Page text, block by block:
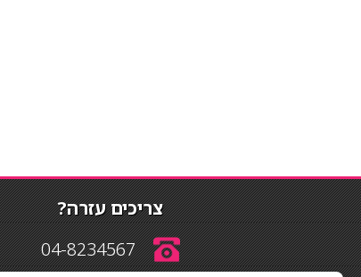
צריכים עזרה?
04-8234567